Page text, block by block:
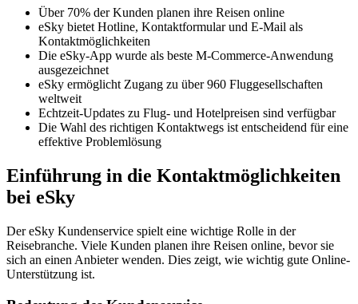
Über 70% der Kunden planen ihre Reisen online
eSky bietet Hotline, Kontaktformular und E-Mail als
Kontaktmöglichkeiten
Die eSky-App wurde als beste M-Commerce-Anwendung
ausgezeichnet
eSky ermöglicht Zugang zu über 960 Fluggesellschaften
weltweit
Echtzeit-Updates zu Flug- und Hotelpreisen sind verfügbar
Die Wahl des richtigen Kontaktwegs ist entscheidend für eine
effektive Problemlösung
Einführung in die Kontaktmöglichkeiten
bei eSky
Der eSky Kundenservice spielt eine wichtige Rolle in der
Reisebranche. Viele Kunden planen ihre Reisen online, bevor sie
sich an einen Anbieter wenden. Dies zeigt, wie wichtig gute Online-
Unterstützung ist.